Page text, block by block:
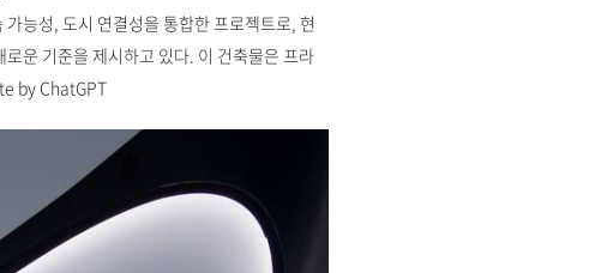
능성, 도시 연결성을 통합한 프로젝트로, 현
운 기준을 제시하고 있다. 이 건축물은 프라
by ChatGPT